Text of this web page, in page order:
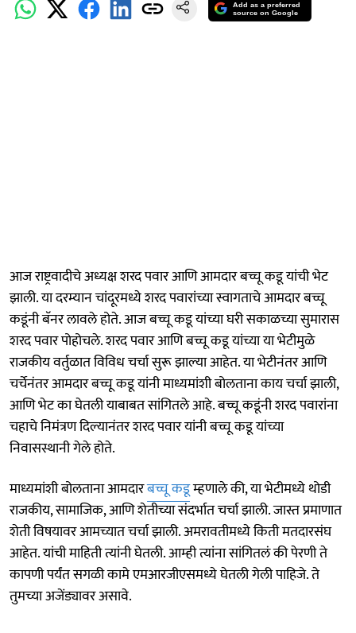
Add as a preferred
source on Google
आज राष्ट्रवादीचे अध्यक्ष शरद पवार आणि आमदार बच्चू कडू यांची भेट
झाली. या दरम्यान चांदूरमध्ये शरद पवारांच्या स्वागताचे आमदार बच्चू
कडूंनी बॅनर लावले होते. आज बच्चू कडू यांच्या घरी सकाळच्या सुमारास
शरद पवार पोहोचले. शरद पवार आणि बच्चू कडू यांच्या या भेटीमुळे
राजकीय वर्तुळात विविध चर्चा सुरू झाल्या आहेत. या भेटीनंतर आणि
चर्चेनंतर आमदार बच्चू कडू यांनी माध्यमांशी बोलताना काय चर्चा झाली,
आणि भेट का घेतली याबाबत सांगितले आहे. बच्चू कडूंनी शरद पवारांना
चहाचे निमंत्रण दिल्यानंतर शरद पवार यांनी बच्चू कडू यांच्या
निवासस्थानी गेले होते.
माध्यमांशी बोलताना आमदारबच्चू कडूम्हणाले की, या भेटीमध्ये थोडी
राजकीय, सामाजिक, आणि शेतीच्या संदर्भात चर्चा झाली. जास्त प्रमाणात
शेती विषयावर आमच्यात चर्चा झाली. अमरावतीमध्ये किती मतदारसंघ
आहेत. यांची माहिती त्यांनी घेतली. आम्ही त्यांना सांगितलं की पेरणी ते
कापणी पर्यंत सगळी कामे एमआरजीएसमध्ये घेतली गेली पाहिजे. ते
तुमच्या अजेंड्यावर असावे.